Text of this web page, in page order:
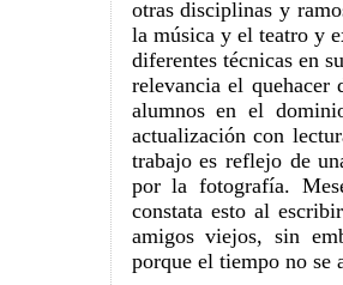
otras disciplinas y
la música y el teatro y
diferentes técnicas en
relevancia el
alumnos en el
actualización con
trabajo es reflejo de
por la fotografía.
constata esto al
amigos viejos, sin
porque el tiempo no se